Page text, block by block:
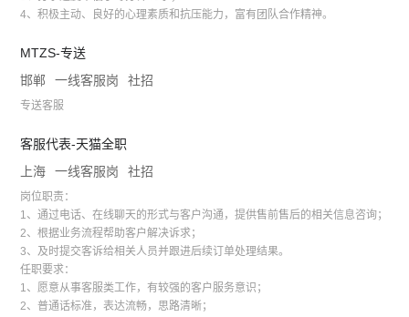
4、积极主动、良好的心理素质和抗压能力，富有团队合作精神。
MTZS-专送
邯郸
一线客服岗 社招
专送客服
客服代表-天猫全职
上海
一线客服岗 社招
岗位职责：
1、通过电话、在线聊天的形式与客户沟通，提供售前售后的相关信息咨询；
2、根据业务流程帮助客户解决诉求；
3、及时提交客诉给相关人员并跟进后续订单处理结果。
任职要求：
1、愿意从事客服类工作，有较强的客户服务意识；
2、普通话标准，表达流畅，思路清晰；